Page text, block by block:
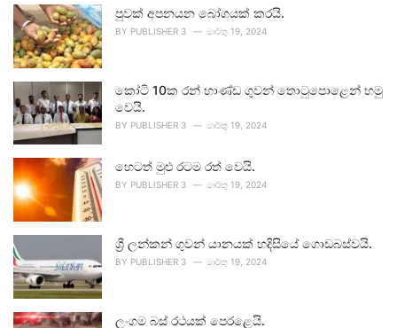
පුවක් අපනයන බෝගයක් කරයි.
BY PUBLISHER 3 මාර්තු 19, 2024
කෝටි 10ක රන් භාණ්ඩ ගුවන් තොටුපොළෙන් හමු
වෙයි.
BY PUBLISHER 3 මාර්තු 19, 2024
හෙටත් මුළු රටම රත් වෙයි.
BY PUBLISHER 3 මාර්තු 19, 2024
ශ්‍රී ලන්කන් ගුවන් යානයක් හදිසියේ ගොඩබස්වයි.
BY PUBLISHER 3 මාර්තු 19, 2024
ලංගම බස් රථයක් පෙරළෙයි.